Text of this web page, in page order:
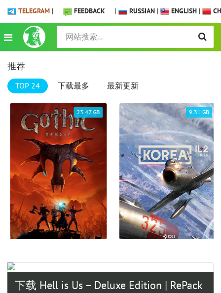
TELEGRAM | FEEDBACK | RUSSIAN | ENGLISH |
推荐
TOP 24 下载最多 最新更新
23.47 GB 9.31 GB
下载 Hell is Us – Deluxe Edition | RePack